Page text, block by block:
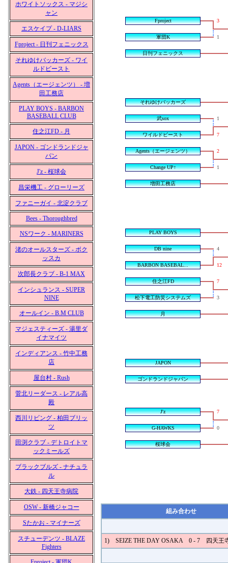
ホワイトソックス - マジシ
ャン
エスケイプ - D-LIARS
Fproject - 日刊フェニックス
それゆけバッカーズ - ワイ
ルドビースト
Agents（エージェンツ） - 増
田工務店
PLAY BOYS - BARBON
BASEBALL CLUB
住之江FD - 月
JAPON - ゴンドランドジャ
パン
J'z - 桜球会
昌栄機工 - グローリーズ
ファニーガイ - 北淀クラブ
Bees - Thoroughbred
NSワーク - MARINERS
渚のオールスターズ - ボク
ッスカ
次郎長クラブ - B-1 MAX
インシュランス - SUPER
NINE
オールイン - B.M CLUB
マジェスティーズ - 湯里ダ
イナマイツ
インディアンス - 竹中工務
店
屋台村 - Rush
菅北リーダース - レアル高
殿
西川リビング - 柏田ブリッ
ツ
田渕クラブ - デトロイトマ
ックミールズ
ブラックブルズ - ナチュラ
ル
大鉄 - 四天王寺病院
OSW - 新橋ジャコー
Sたかお - マイナーズ
スチューデンツ - BLAZE
Fighters
Fproject 3
軍団K 1
日刊フェニックス
それゆけバッカーズ
武sox 1
ワイルドビースト 7
Agents（エージェンツ） 2
Change UP↑ 1
増田工務店
PLAY BOYS
DB nine 4
BARBON BASEBAL... 12
住之江FD 7
松下電工防災システムズ 3
月
JAPON
ゴンドランドジャパン
J'z 7
G-HAWKS 0
桜球会
組み合わせ
1) SEIZE THE DAY OSAKA 0 - 7 四天王